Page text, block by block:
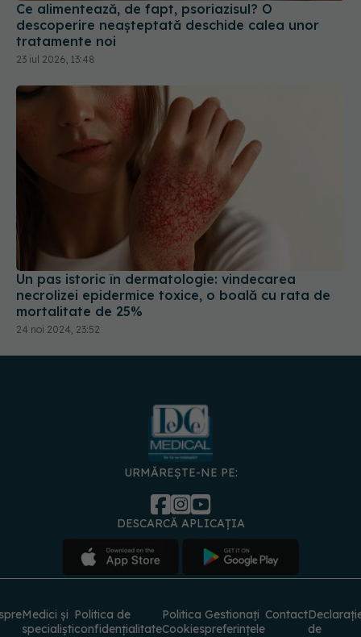
Ce alimentează, de fapt, psoriazisul? O
descoperire neașteptată deschide calea unor
tratamente noi
23 iul 2026, 13:48
Un pas istoric în dermatologie: vindecarea
necrolizei epidermice toxice, o boală cu rata de
mortalitate de 25%
24 noi 2024, 23:52
URMĂREȘTE-NE PE:
DESCARCĂ APLICAȚIA
Medici și
specialiști
Politica de
confidențialitate
Politica
Cookies
Gestionați
preferințele
Contact
de